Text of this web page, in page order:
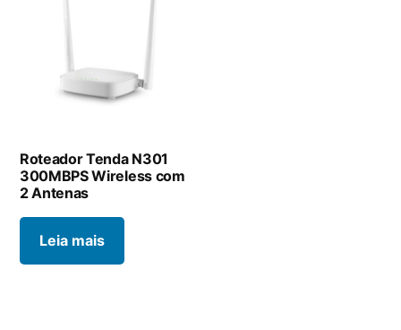
Roteador Tenda N301
300MBPS Wireless com
2 Antenas
Leia mais